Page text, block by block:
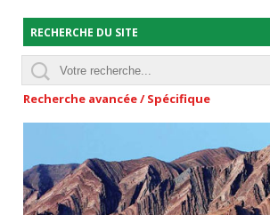
RECHERCHE DU SITE
Recherche avancée / Spécifique